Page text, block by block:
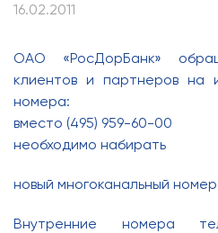
16.02.2011
ОАО «РосДорБанк»
клиентов и партнеров на
номера:
вместо (495) 959-60-00
необходимо набирать
новый многоканальный
Внутренние номера